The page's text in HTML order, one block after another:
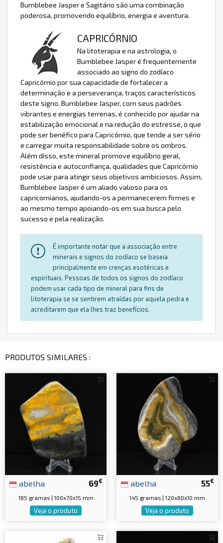
Bumblebee Jasper e Sagitário são uma combinação
poderosa, promovendo equilíbrio, energia e aventura.
CAPRICÓRNIO
Na litoterapia e na astrologia, o
Bumblebee Jasper é frequentemente
associado ao signo do zodíaco
Capricórnio por sua capacidade de fortalecer a
determinação e a perseverança, traços característicos
deste signo. Bumblebee Jasper, com seus padrões
vibrantes e energias terrenas, é conhecido por ajudar na
estabilização emocional e na redução do estresse, o que
pode ser benéfico para Capricórnio, que tende a ser sério
e carregar muita responsabilidade sobre os ombros.
Além disso, este mineral promove equilíbrio geral,
resistência e autoconfiança, qualidades que Capricórnio
pode usar para atingir seus objetivos ambiciosos. Assim,
Bumblebee Jasper é um aliado valioso para os
capricornianos, ajudando-os a permanecerem firmes e
ao mesmo tempo apoiando-os em sua busca pelo
sucesso e pela realização.
É importante notar que a associação entre
minerais e signos do zodíaco se baseia
principalmente em crenças esotéricas e
espirituais. Pessoas de todos os signos do zodíaco
podem usar cada tipo de mineral para fins de
litoterapia se se sentirem atraídas por aquela pedra e
acreditarem que ela lhes traz benefícios.
PRODUTOS SIMILARES :
69€
abelha
185 gramas | 100x70x15 mm
Veja o produto
55€
abelha
145 gramas | 120x80x10 mm
Veja o produto